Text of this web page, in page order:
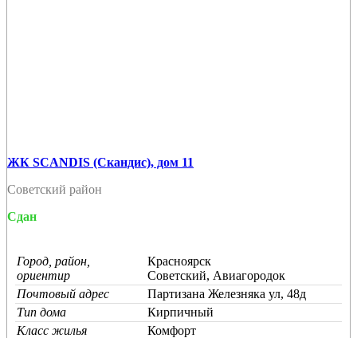
ЖК SCANDIS (Скандис), дом 11
Советский район
Сдан
Город, район,
ориентир
Красноярск
Советский, Авиагородок
Почтовый адрес
Партизана Железняка ул, 48д
Тип дома
Кирпичный
Класс жилья
Комфорт